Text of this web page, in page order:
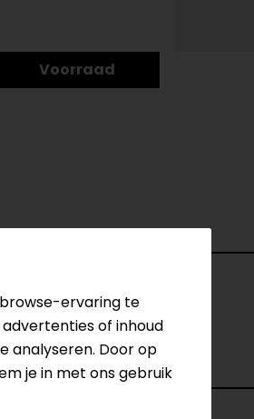
Voorraad
Model
M6
Kleur N.v.t.
ervaring te
of inhoud
analyseren. Door op
je in met ons gebruik